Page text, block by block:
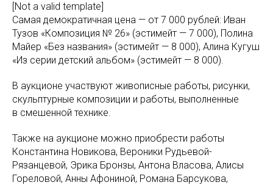
[Not a valid template]
Самая демократичная цена — от 7 000 рублей: Иван
Тузов «Композиция № 26» (эстимейт — 7 000), Полина
Майер «Без названия» (эстимейт — 8 000), Алина Кугуш
«Из серии детский альбом» (эстимейт — 8 000).
В аукционе участвуют живописные работы, рисунки,
скульптурные композиции и работы, выполненные
в смешенной технике.
Также на аукционе можно приобрести работы
Константина Новикова, Вероники Рудьевой-
Рязанцевой, Эрика Бронзы, Антона Власова, Алисы
Гореловой, Анны Афониной, Романа Барсукова,